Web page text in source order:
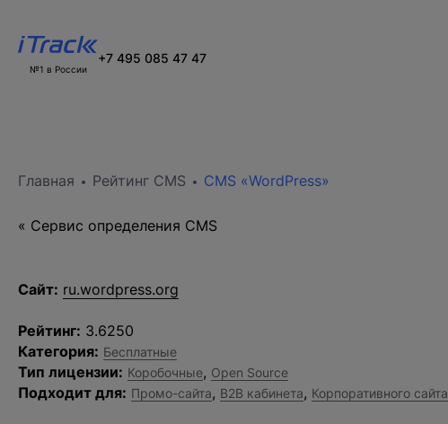
№1 в России
+7 495 085 47 47
Главная Рейтинг CMS CMS «WordPress»
« Cервис определения CMS
Сайт: ru.wordpress.org
Рейтинг: 3.6250
Категория: Бесплатные
Тип лицензии: Коробочные, Open Source
Подходит для: Промо-сайта, B2B кабинета, Корпоративного сайта